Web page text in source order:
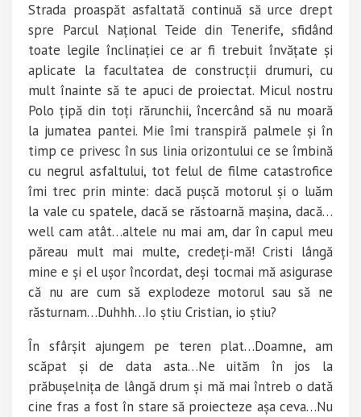
Strada proaspăt asfaltată continuă să urce drept
spre Parcul Național Teide din Tenerife, sfidând
toate legile înclinației ce ar fi trebuit învățate și
aplicate la facultatea de construcții drumuri, cu
mult înainte să te apuci de proiectat. Micul nostru
Polo țipă din toți rărunchii, încercând să nu moară
la jumatea pantei. Mie îmi transpiră palmele și în
timp ce privesc în sus linia orizontului ce se îmbină
cu negrul asfaltului, tot felul de filme catastrofice
îmi trec prin minte: dacă pușcă motorul și o luăm
la vale cu spatele, dacă se răstoarnă mașina, dacă…
well cam atât…altele nu mai am, dar în capul meu
păreau mult mai multe, credeți-mă! Cristi lângă
mine e și el ușor încordat, deși tocmai mă asigurase
că nu are cum să explodeze motorul sau să ne
răsturnam…Duhhh…Io știu Cristian, io știu?
În sfârșit ajungem pe teren plat…Doamne, am
scăpat și de data asta…Ne uităm în jos la
prăbușelnița de lângă drum și mă mai întreb o dată
cine fras a fost în stare să proiecteze așa ceva…Nu